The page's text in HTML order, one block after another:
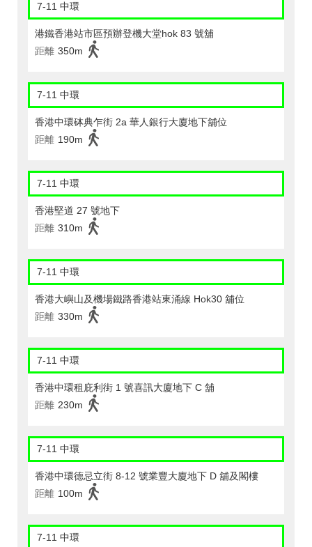
7-11 中環
港鐵香港站市區預辦登機大堂hok 83 號舖
距離 350m
7-11 中環
香港中環砵典乍街 2a 華人銀行大廈地下舖位
距離 190m
7-11 中環
香港堅道 27 號地下
距離 310m
7-11 中環
香港大嶼山及機場鐵路香港站東涌線 Hok30 舖位
距離 330m
7-11 中環
香港中環租庇利街 1 號喜訊大廈地下 C 舖
距離 230m
7-11 中環
香港中環德忌立街 8-12 號業豐大廈地下 D 舖及閣樓
距離 100m
7-11 中環